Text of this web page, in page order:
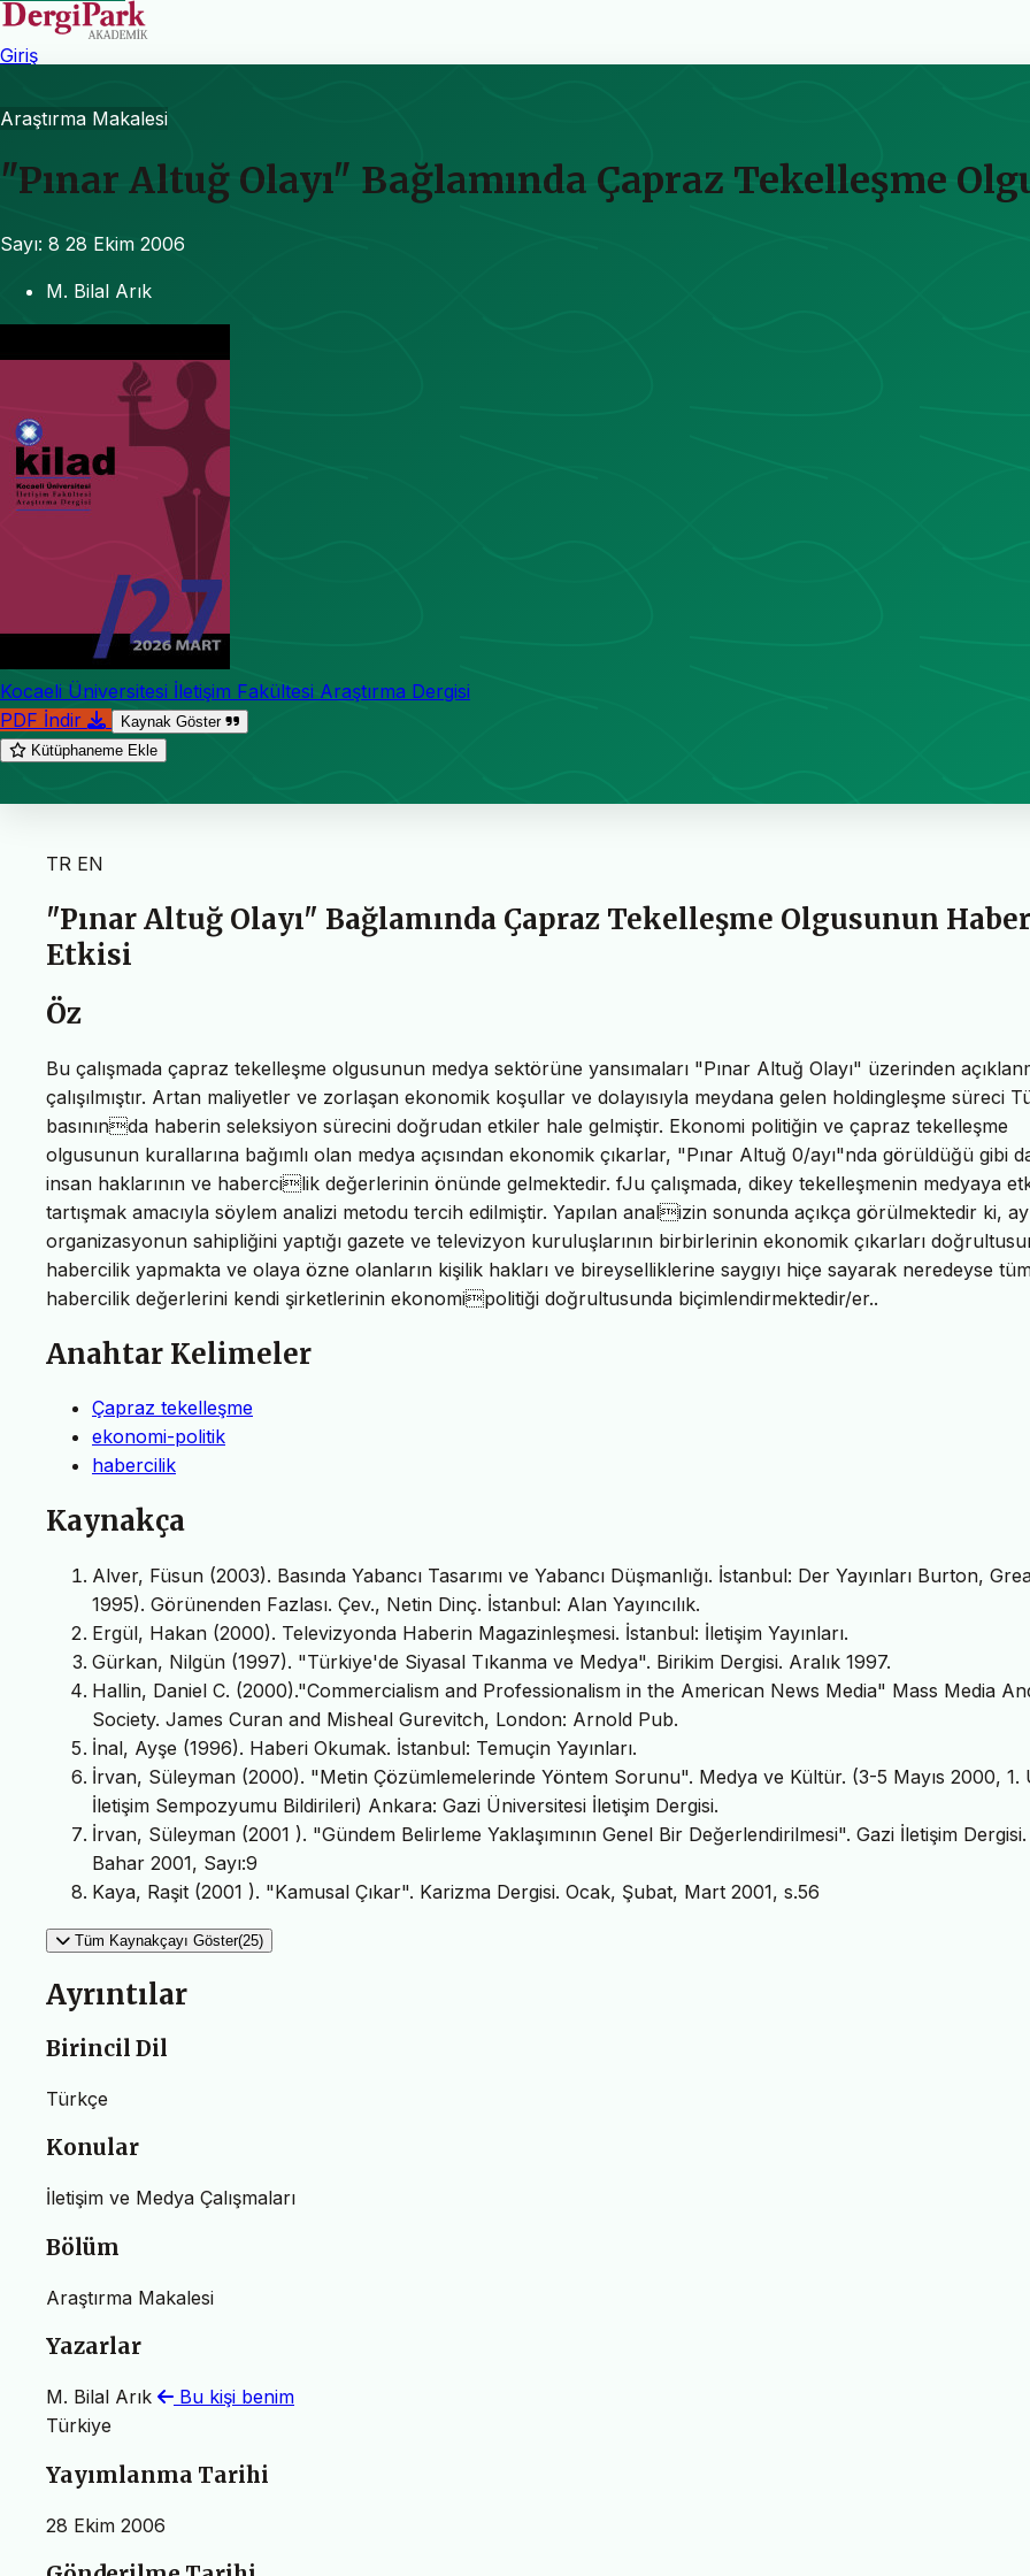
Giriş
Araştırma Makalesi
"Pınar Altuğ Olayı" Bağlamında Çapraz Tekelleşme
Sayı: 8 28 Ekim 2006
M. Bilal Arık
Kocaeli Üniversitesi İletişim Fakültesi Araştırma Dergisi
PDF İndir
Kaynak Göster
Kütüphaneme Ekle
TR EN
"Pınar Altuğ Olayı" Bağlamında Çapraz Tekelleşme Olgusunun
Etkisi
Öz
Bu çalışmada çapraz tekelleşme olgusunun medya sektörüne yansımaları "Pınar Altuğ Olayı" üzerinden
çalışılmıştır. Artan maliyetler ve zorlaşan ekonomik koşullar ve dolayısıyla meydana gelen holdingleşme süreci
basınında haberin seleksiyon sürecini doğrudan etkiler hale gelmiştir. Ekonomi politiğin ve çapraz tekelleşme
olgusunun kurallarına bağımlı olan medya açısından ekonomik çıkarlar, "Pınar Altuğ 0/ayı"nda görüldüğü gibi
insan haklarının ve habercilik değerlerinin önünde gelmektedir. fJu çalışmada, dikey tekelleşmenin medyaya
tartışmak amacıyla söylem analizi metodu tercih edilmiştir. Yapılan analizin sonunda açıkça görülmektedir ki,
organizasyonun sahipliğini yaptığı gazete ve televizyon kuruluşlarının birbirlerinin ekonomik çıkarları
habercilik yapmakta ve olaya özne olanların kişilik hakları ve bireyselliklerine saygıyı hiçe sayarak neredeyse
habercilik değerlerini kendi şirketlerinin ekonomipolitiği doğrultusunda biçimlendirmektedir/er..
Anahtar Kelimeler
Çapraz tekelleşme
ekonomi-politik
habercilik
Kaynakça
Alver, Füsun (2003). Basında Yabancı Tasarımı ve Yabancı Düşmanlığı. İstanbul: Der Yayınları Burton,
1995). Görünenden Fazlası. Çev., Netin Dinç. İstanbul: Alan Yayıncılık.
Ergül, Hakan (2000). Televizyonda Haberin Magazinleşmesi. İstanbul: İletişim Yayınları.
Gürkan, Nilgün (1997). "Türkiye'de Siyasal Tıkanma ve Medya". Birikim Dergisi. Aralık 1997.
Hallin, Daniel C. (2000)."Commercialism and Professionalism in the American News Media" Mass Media
Society. James Curan and Misheal Gurevitch, London: Arnold Pub.
İnal, Ayşe (1996). Haberi Okumak. İstanbul: Temuçin Yayınları.
İrvan, Süleyman (2000). "Metin Çözümlemelerinde Yöntem Sorunu". Medya ve Kültür. (3-5 Mayıs 2000, 1.
İletişim Sempozyumu Bildirileri) Ankara: Gazi Üniversitesi İletişim Dergisi.
İrvan, Süleyman (2001 ). "Gündem Belirleme Yaklaşımının Genel Bir Değerlendirilmesi". Gazi İletişim Dergisi.
Bahar 2001, Sayı:9
Kaya, Raşit (2001 ). "Kamusal Çıkar". Karizma Dergisi. Ocak, Şubat, Mart 2001, s.56
Tüm Kaynakçayı Göster(25)
Ayrıntılar
Birincil Dil
Türkçe
Konular
İletişim ve Medya Çalışmaları
Bölüm
Araştırma Makalesi
Yazarlar
M. Bilal Arık
Bu kişi benim
Türkiye
Yayımlanma Tarihi
28 Ekim 2006